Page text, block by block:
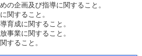
の企画及び指導に関すること。
関すること。
育成に関すること。
事業に関すること。
すること。